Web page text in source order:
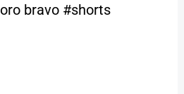
bravo #shorts